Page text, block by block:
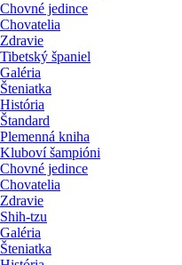
Chovné jedince
Chovatelia
Zdravie
Tibetský španiel
Galéria
Šteniatka
História
Štandard
Plemenná kniha
Kluboví šampióni
Chovné jedince
Chovatelia
Zdravie
Shih-tzu
Galéria
Šteniatka